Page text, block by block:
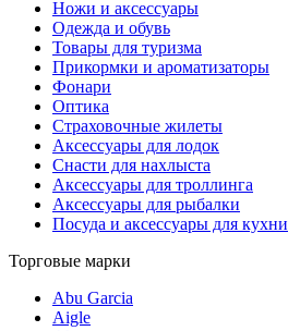
Ножи и аксессуары
Одежда и обувь
Товары для туризма
Прикормки и ароматизаторы
Фонари
Оптика
Страховочные жилеты
Аксессуары для лодок
Снасти для нахлыста
Аксессуары для троллинга
Аксессуары для рыбалки
Посуда и аксессуары для кухни
Торговые марки
Abu Garcia
Aigle